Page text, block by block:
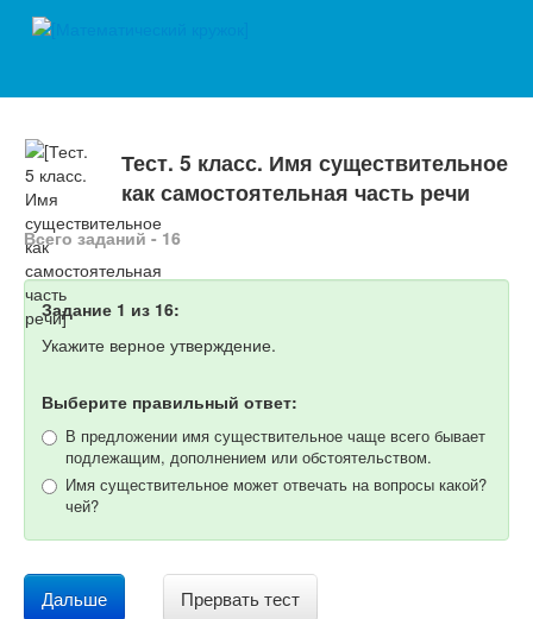
Тест. 5 класс. Имя существительное
как самостоятельная часть речи
Всего заданий - 16
Задание 1 из 16:
Укажите верное утверждение.
Выберите правильный ответ:
В предложении имя существительное чаще всего бывает
подлежащим, дополнением или обстоятельством.
Имя существительное может отвечать на вопросы какой?
чей?
Дальше Прервать тест